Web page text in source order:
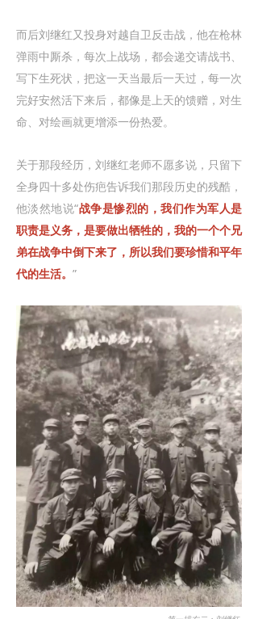
而后刘继红又投身对越自卫反击战，他在枪林
弹雨中厮杀，每次上战场，都会递交请战书、
写下生死状，把这一天当最后一天过，每一次
完好安然活下来后，都像是上天的馈赠，对生
命、对绘画就更增添一份热爱。
关于那段经历，刘继红老师不愿多说，只留下
全身四十多处伤疤告诉我们那段历史的残酷，
他淡然地说“战争是惨烈的，我们作为军人是
职责是义务，是要做出牺牲的，我的一个个兄
弟在战争中倒下来了，所以我们要珍惜和平年
代的生活。 ”